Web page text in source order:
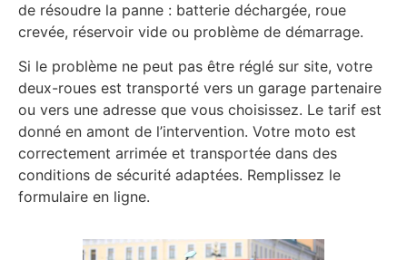
de résoudre la panne : batterie déchargée, roue
crevée, réservoir vide ou problème de démarrage.
Si le problème ne peut pas être réglé sur site, votre
deux-roues est transporté vers un garage partenaire
ou vers une adresse que vous choisissez. Le tarif est
donné en amont de l’intervention. Votre moto est
correctement arrimée et transportée dans des
conditions de sécurité adaptées. Remplissez le
formulaire en ligne.